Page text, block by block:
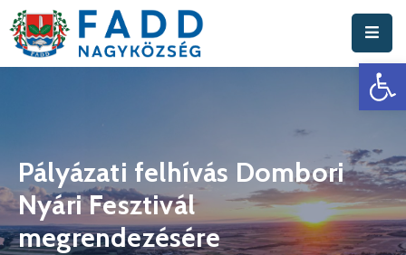
Hivatal
Fadd
Nagyközség
Pályázati felhívás Dombori
Nyári Fesztivál
megrendezésére